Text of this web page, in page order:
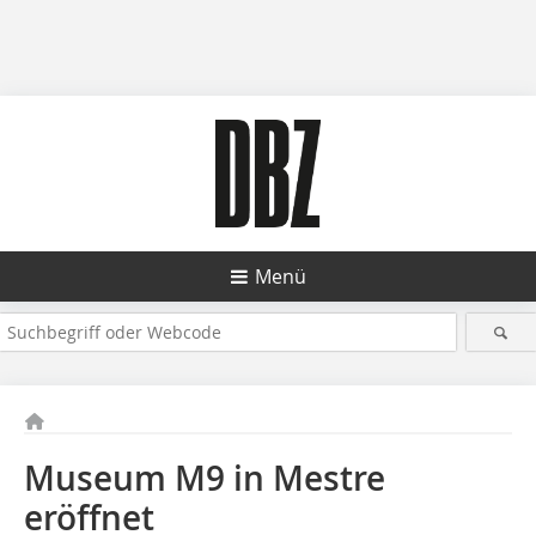
Menü
Museum M9 in Mestre
eröffnet